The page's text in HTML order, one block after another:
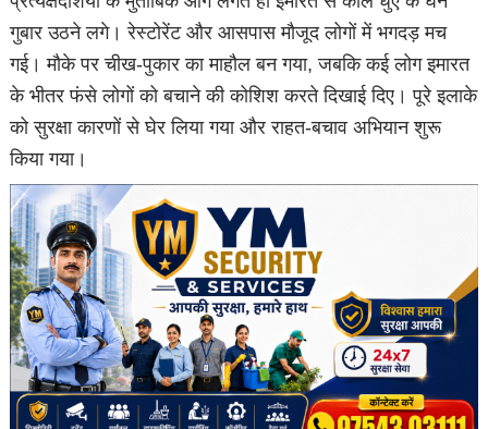
गुबार उठने लगे। रेस्टोरेंट और आसपास मौजूद लोगों में भगदड़ मच
गई। मौके पर चीख-पुकार का माहौल बन गया, जबकि कई लोग इमारत
के भीतर फंसे लोगों को बचाने की कोशिश करते दिखाई दिए। पूरे इलाके
को सुरक्षा कारणों से घेर लिया गया और राहत-बचाव अभियान शुरू
किया गया।